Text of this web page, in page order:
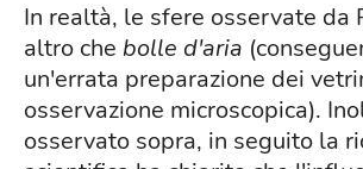
In realtà, le sfere osservate da
altro che bolle d'aria
un'errata preparazione dei
osservazione microscopica).
osservato sopra, in seguito la